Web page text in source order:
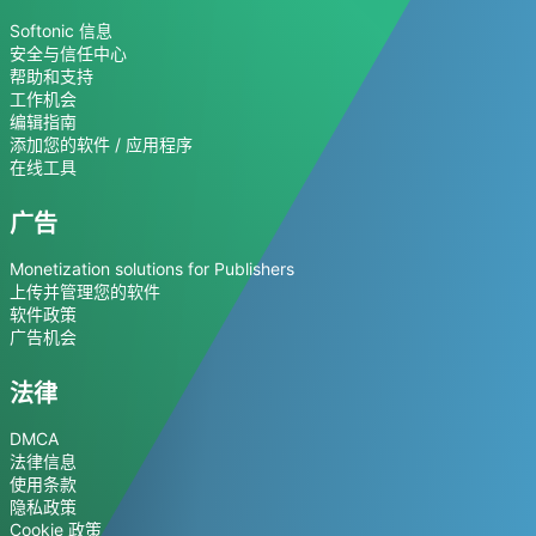
Softonic 信息
安全与信任中心
帮助和支持
工作机会
编辑指南
添加您的软件 / 应用程序
在线工具
广告
Monetization solutions for Publishers
上传并管理您的软件
软件政策
广告机会
法律
DMCA
法律信息
使用条款
隐私政策
Cookie 政策